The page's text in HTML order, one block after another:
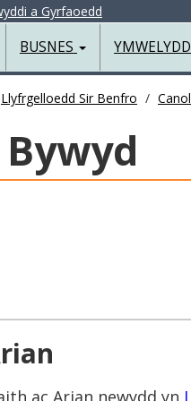
a Gyrfaoedd
BUSNES YMWELYDD
Llyfrgelloedd Sir Benfro
ac Arian newydd yn